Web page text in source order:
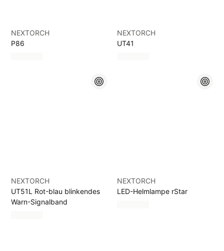
NEXTORCH
P86
NEXTORCH
UT41
NEXTORCH
UT51L Rot-blau blinkendes
Warn-Signalband
NEXTORCH
LED-Helmlampe rStar